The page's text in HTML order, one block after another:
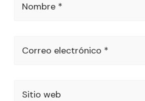
Nombre *
Correo electrónico *
Sitio web